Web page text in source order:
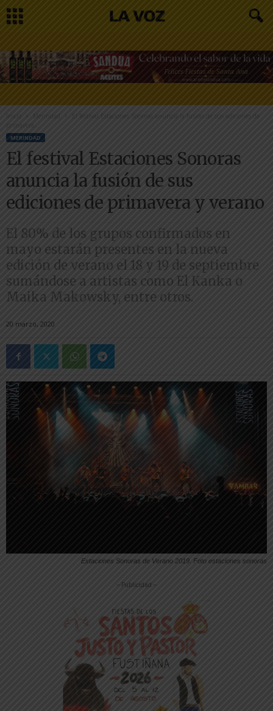
Inicio
El festival Estaciones Sonoras anuncia la fusión de sus ediciones de
primavera...
MERINDAD
El festival Estaciones Sonoras
anuncia la fusión de sus
ediciones de primavera y verano
El 80% de los grupos confirmados en
mayo estarán presentes en la nueva
edición de verano el 18 y 19 de septiembre
sumándose a artistas como El Kanka o
Maika Makowsky, entre otros.
20 marzo, 2020
Estaciones Sonoras de Verano 2019. Foto estaciones sonoras
-- Publicidad --